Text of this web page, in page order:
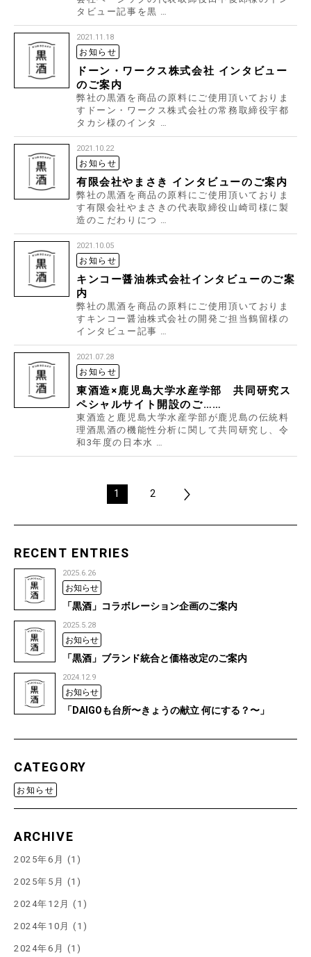
タビュー記事を黒 …
2021.11.18
お知らせ
ドーン・ワークス株式会社 インタビュー
のご案内
弊社の黒酒を商品の原料にご使用頂いておりま
すドーン・ワークス株式会社の常務取締役宇都
タカシ様のインタ …
2021.10.22
お知らせ
有限会社やまさき インタビューのご案内
弊社の黒酒を商品の原料にご使用頂いておりま
す有限会社やまさきの代表取締役山崎司様に製
造のこだわりにつ …
2021.10.05
お知らせ
キンコー醤油株式会社インタビューのご案
内
弊社の黒酒を商品の原料にご使用頂いておりま
すキンコー醤油株式会社の開発ご担当鶴留様の
インタビュー記事 …
2021.07.28
お知らせ
東酒造×鹿児島大学水産学部 共同研究ス
ペシャルサイト開設のご……
東酒造と鹿児島大学水産学部が鹿児島の伝統料
理酒黒酒の機能性分析に関して共同研究し、令
和3年度の日本水 …
1 2
RECENT ENTRIES
2025.6.26
お知らせ
「黒酒」コラボレーション企画のご案内
2025.5.28
お知らせ
「黒酒」ブランド統合と価格改定のご案内
2024.12.9
お知らせ
「DAIGOも台所〜きょうの献立 何にする？〜」
CATEGORY
お知らせ
ARCHIVE
2025年6月 (1)
2025年5月 (1)
2024年12月 (1)
2024年10月 (1)
2024年6月 (1)